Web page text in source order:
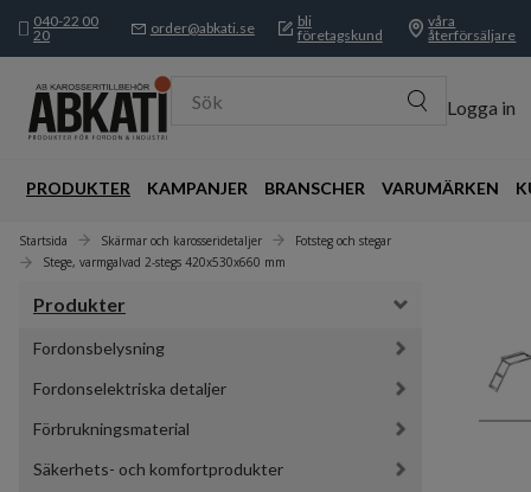
040-22 00
20
order@abkati.se
bli
företagskund
våra
återförsäljare
Sök Logga in
PRODUKTER KAMPANJER BRANSCHER VARUMÄRKEN
Startsida Skärmar och karosseridetaljer
Fotsteg och stegar
Stege, varmgalvad 2-stegs 420x530x660 mm
Produkter
Fordonsbelysning
Fordonselektriska detaljer
Förbrukningsmaterial
Säkerhets- och komfortprodukter